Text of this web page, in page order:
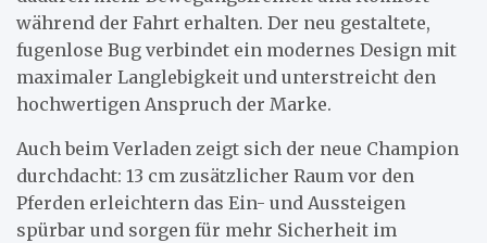
während der Fahrt erhalten. Der neu gestaltete,
fugenlose Bug verbindet ein modernes Design mit
maximaler Langlebigkeit und unterstreicht den
hochwertigen Anspruch der Marke.
Auch beim Verladen zeigt sich der neue Champion
durchdacht: 13 cm zusätzlicher Raum vor den
Pferden erleichtern das Ein- und Aussteigen
spürbar und sorgen für mehr Sicherheit im